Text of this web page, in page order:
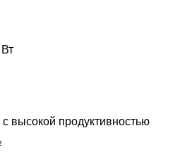
высокой продуктивностью